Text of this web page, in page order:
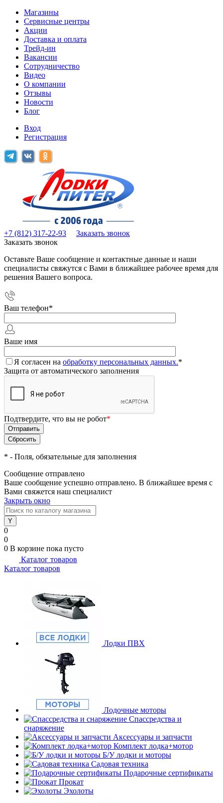
Магазины
Сервисные центры
Акции
Доставка и оплата
Трейд-ин
Вакансии
Сотрудничество
Видео
О компании
Отзывы
Новости
Блог
Вход
Регистрация
+7 (812) 317-22-93
Заказать звонок
Заказать звонок
Оставьте Ваше сообщение и контактные данные и наши
специалисты свяжутся с Вами в ближайшее рабочее время для
решения Вашего вопроса.
Ваш телефон*
Ваше имя
Я согласен на обработку персональных данных.*
Защита от автоматического заполнения
Подтвердите, что вы не робот*
* - Поля, обязательные для заполнения
Сообщение отправлено
Ваше сообщение успешно отправлено. В ближайшее время с
Вами свяжется наш специалист
Закрыть окно
0
0
0 В корзине пока пусто
Каталог товаров
Каталог товаров
Лодки ПВХ
Лодочные моторы
Спассредства и
снаряжение
Аксессуары и запчасти
Комплект лодка+мотор
Б/У лодки и моторы
Садовая техника
Подарочные сертификаты
Прокат
Эхолоты